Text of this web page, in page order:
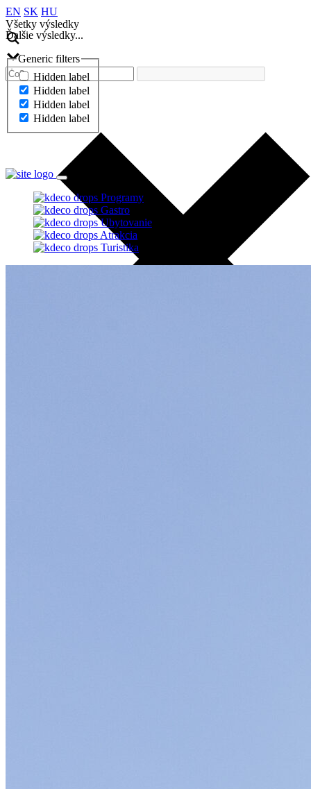
EN SK HU
Všetky výsledky
Ďalšie výsledky...
Generic filters
Hidden label
Hidden label
Hidden label
Hidden label
Ďalšie výsledky...
Programy
Gastro
Ubytovanie
Atrakcia
Turistika